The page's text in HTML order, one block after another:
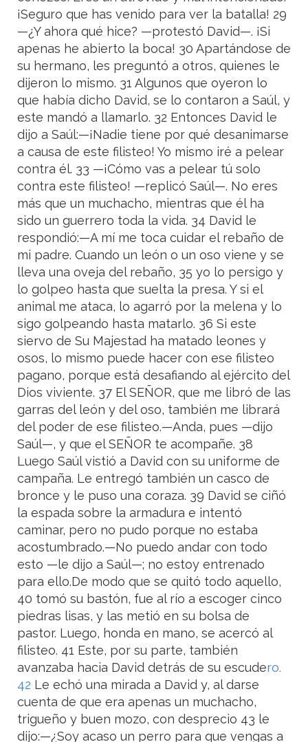
¡Seguro que has venido para ver la batalla! 29
—¿Y ahora qué hice? —protestó David—. ¡Si
apenas he abierto la boca! 30 Apartándose de
su hermano, les preguntó a otros, quienes le
dijeron lo mismo. 31 Algunos que oyeron lo
que había dicho David, se lo contaron a Saúl, y
este mandó a llamarlo. 32 Entonces David le
dijo a Saúl:—¡Nadie tiene por qué desanimarse
a causa de este filisteo! Yo mismo iré a pelear
contra él. 33 —¡Cómo vas a pelear tú solo
contra este filisteo! —replicó Saúl—. No eres
más que un muchacho, mientras que él ha
sido un guerrero toda la vida. 34 David le
respondió:—A mí me toca cuidar el rebaño de
mi padre. Cuando un león o un oso viene y se
lleva una oveja del rebaño, 35 yo lo persigo y
lo golpeo hasta que suelta la presa. Y si el
animal me ataca, lo agarró por la melena y lo
sigo golpeando hasta matarlo. 36 Si este
siervo de Su Majestad ha matado leones y
osos, lo mismo puede hacer con ese filisteo
pagano, porque está desafiando al ejército del
Dios viviente. 37 El SEÑOR, que me libró de las
garras del león y del oso, también me librará
del poder de ese filisteo.—Anda, pues —dijo
Saúl—, y que el SEÑOR te acompañe. 38
Luego Saúl vistió a David con su uniforme de
campaña. Le entregó también un casco de
bronce y le puso una coraza. 39 David se ciñó
la espada sobre la armadura e intentó
caminar, pero no pudo porque no estaba
acostumbrado.—No puedo andar con todo
esto —le dijo a Saúl—; no estoy entrenado
para ello.De modo que se quitó todo aquello,
40 tomó su bastón, fue al río a escoger cinco
piedras lisas, y las metió en su bolsa de
pastor. Luego, honda en mano, se acercó al
filisteo. 41 Este, por su parte, también
avanzaba hacia David detrás de su escudero.
42 Le echó una mirada a David y, al darse
cuenta de que era apenas un muchacho,
trigueño y buen mozo, con desprecio 43 le
dijo:—¿Soy acaso un perro para que vengas a